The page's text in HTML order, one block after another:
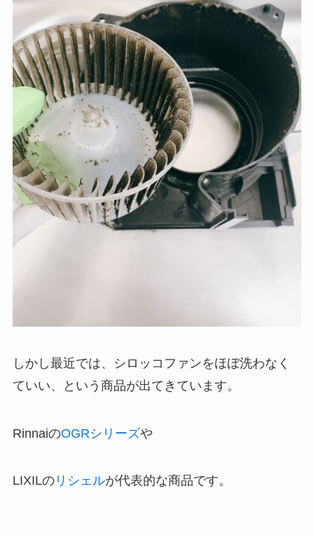
しかし最近では、シロッコファンをほぼ洗わなく
ていい、という商品が出てきています。
RinnaiのOGRシリーズや
LIXILのリシェルが代表的な商品です。